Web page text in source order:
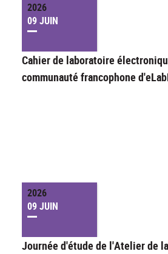
2026
09 JUIN
Cahier de laboratoire
communauté francophone
2026
09 JUIN
Journée d'étude de l'Atelier de